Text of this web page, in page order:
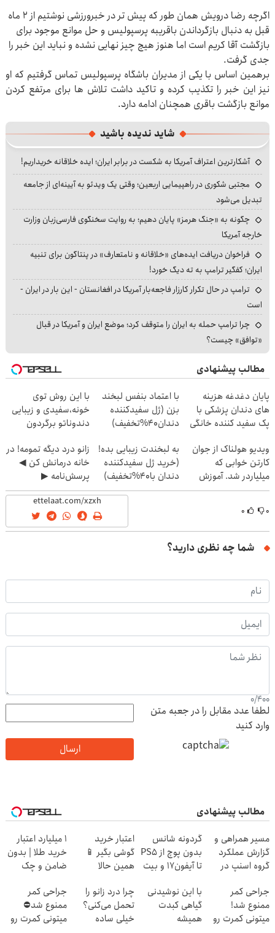
اگرچه رضا درویش همان طور که پیش تر در خبرورزشی نوشتیم از ۲ ماه
قبل به دنبال بازگرداندن باقریبه پرسپولیس و حل موانع موجود برای
بازگشت آقا کریم است اما هنوز هیچ چیز نهایی نشده و نباید این خبر را
جدی گرفت.
برهمین اساس با یکی از مدیران باشگاه پرسپولیس تماس گرفتیم که او
نیز این خبر را تکذیب کرده و تاکید داشت تلاش ها برای مرتفع کردن
موانع بازگشت باقری همچنان ادامه دارد.
شاید ندیده باشید
آشکارترین اعتراف آمریکا به شکست در برابر ایران؛ ایده خلاقانه خریداریم!
مجتبی شکوری در راهپیمایی اربعین؛ وقتی یک ویدئو به آیینه‌ای از جامعه
تبدیل می‌شود
چگونه به «جنگ هرمز» پایان دهیم؛ به روایت سخنگوی فارسی‌زبان وزارت
خارجه آمریکا
فراخوان دریافت ایده‌های «خلاقانه و نامتعارف» در پنتاگون برای تنبیه
ایران؛ کفگیر ترامپ به ته دیگ خورد!
ترامپ در حال تکرار کارزار فاجعه‌بار آمریکا در افغانستان - این بار در ایران -
است
چرا ترامپ حمله به ایران را متوقف کرد؛ موضع ایران و آمریکا در قبال
«توافق» چیست؟
مطالب پیشنهادی
پایان دغدغه هزینه
های دندان پزشکی با
پک سفید کننده خانگی
با اعتماد بنفس لبخند
بزن (ژل سفیدکننده
دندان40%تخفیف)
با این روش توی
خونه،سفیدی و زیبایی
دندوناتو برگردون
ویدیو هولناک از جوان
کارتن خوابی که
میلیاردر شد. آموزش
رایگان
به لبخندت زیبایی بده!
(خرید ژل سفیدکننده
دندان با40%تخفیف)
زانو درد دیگه تمومه! در
خانه درمانش کن ◀
پرسش‌نامه ▶
۰ ۰
شما چه نظری دارید؟
0/400
لطفا عدد مقابل را در جعبه متن
وارد کنید
ارسال
مطالب پیشنهادی
مسیر همراهی و
گزارش عملکرد
گروه اسنپ در
گردونه شانس
بدون پوچ از PS5
تا آیفون17 و بیت
اعتبار خرید
گوشی بگیر 📱
همین حالا
بده 🎯
۱ میلیارد اعتبار
خرید طلا | بدون
ضامن و چک
جراحی کمر
ممنوع شد!
میتونی کمرت رو
با این نوشیدنی
گیاهی کبدت
همیشه
چرا درد زانو را
تحمل می‌کنی؟
خیلی ساده
جراحی کمر
ممنوع شد⛔
میتونی کمرت رو